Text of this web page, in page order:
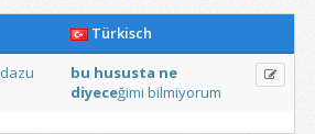
Türkisch
dazu
bu hususta ne
diyeceğimi bilmiyorum